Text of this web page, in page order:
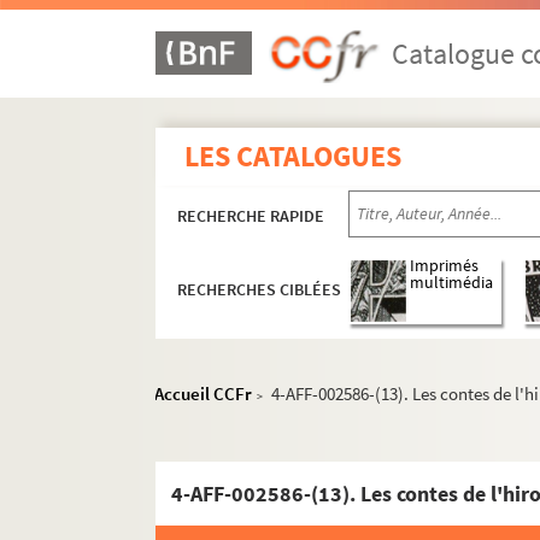
Catalogue
LES CATALOGUES
RECHERCHE RAPIDE
RECHERCHES CIBLÉES
Imprimés
multimédia
Accueil CCFr > 4-AFF-002586-(13). Les contes de
4-AFF-002586-(13). Les contes de
Yvelines
Andresy
La Celle-Saint-Cloud
Église Notre-Dame de la Résurrection
Église Saint-Germain du Chesnay